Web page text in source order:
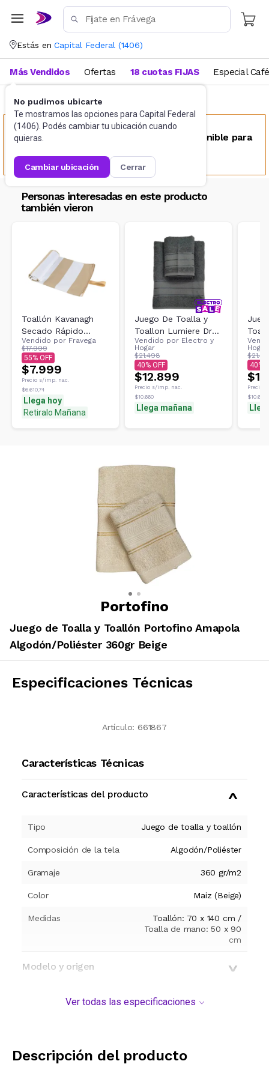
Estás en Capital Federal (1406)
No pudimos ubicarte
Te mostramos las opciones para Capital Federal
(1406). Podés cambiar tu ubicación cuando
quieras.
cambiar ubicación cerrar
Más Vendidos Ofertas 18 cuotas FIJAS Especial Café
Blanquería Toallas y toallones
Este producto no se encuentra disponible para
Personas interesadas en este producto
también vieron
Toallón Kavanagh
Secado Rápido
Microfibra 260gr
70x140cm Rayada
Beige/Blanco
Vendido por Fravega
$17.999
55
$7.999
Precio s/imp. nac.
$6.610,74
Llega hoy
Retiralo Mañana
Juego De Toalla y
Toallon Lumiere Dry
Alice Gris 360
Gramos
Vendido por Electro y
Hogar
$21.498
40
$12.899
Precio s/imp. nac.
$10.660
Llega mañana
Hogar
40
Precio
$10.660
Portofino
Juego de Toalla y Toallón Portofino Amapola
Algodón/Poliéster 360gr Beige
Especificaciones Técnicas
Artículo: 661867
Características Técnicas
Características del producto
Tipo Juego de toalla y toallón
Composición de la tela Algodón/Poliéster
Gramaje 360 gr/m2
Color Maiz (Beige)
Medidas
Toallón: 70 x 140 cm /
Toalla de mano: 50 x 90
cm
Modelo y origen
Ver todas las especificaciones
Descripción del producto